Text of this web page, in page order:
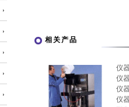
相关产品
仪
仪
仪
仪